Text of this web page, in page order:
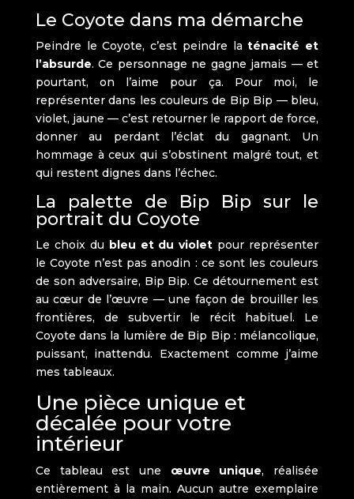
Le Coyote dans ma démarche
Peindre le Coyote, c’est peindre laténacité et
l’absurde. Ce personnage ne gagne jamais — et
pourtant, on l’aime pour ça. Pour moi, le
représenter dans les couleurs de Bip Bip — bleu,
violet, jaune — c’est retourner le rapport de force,
donner au perdant l’éclat du gagnant. Un
hommage à ceux qui s’obstinent malgré tout, et
qui restent dignes dans l’échec.
La palette de Bip Bip sur le
portrait du Coyote
Le choix du bleu et du violet pour représenter
le Coyote n’est pas anodin : ce sont les couleurs
de son adversaire, Bip Bip. Ce détournement est
au cœur de l’œuvre — une façon de brouiller les
frontières, de subvertir le récit habituel. Le
Coyote dans la lumière de Bip Bip : mélancolique,
puissant, inattendu. Exactement comme j’aime
mes tableaux.
Une pièce unique et
décalée pour votre
intérieur
Ce tableau est une œuvre unique, réalisée
entièrement à la main. Aucun autre exemplaire